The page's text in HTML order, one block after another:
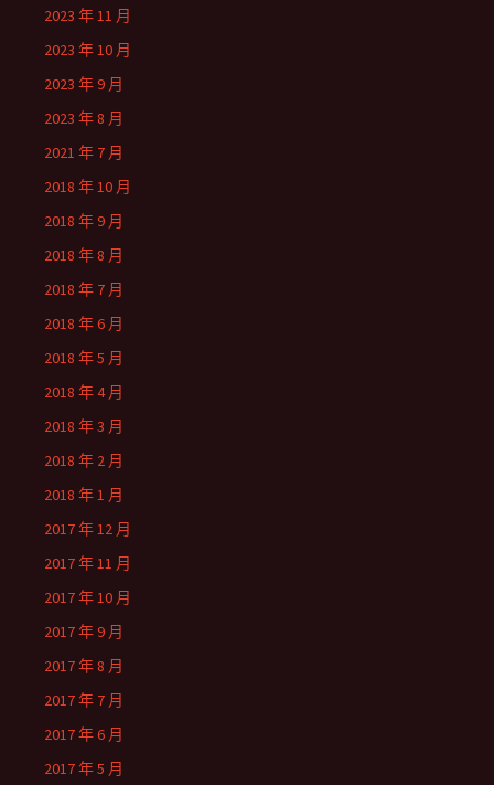
2023 年 11 月
2023 年 10 月
2023 年 9 月
2023 年 8 月
2021 年 7 月
2018 年 10 月
2018 年 9 月
2018 年 8 月
2018 年 7 月
2018 年 6 月
2018 年 5 月
2018 年 4 月
2018 年 3 月
2018 年 2 月
2018 年 1 月
2017 年 12 月
2017 年 11 月
2017 年 10 月
2017 年 9 月
2017 年 8 月
2017 年 7 月
2017 年 6 月
2017 年 5 月